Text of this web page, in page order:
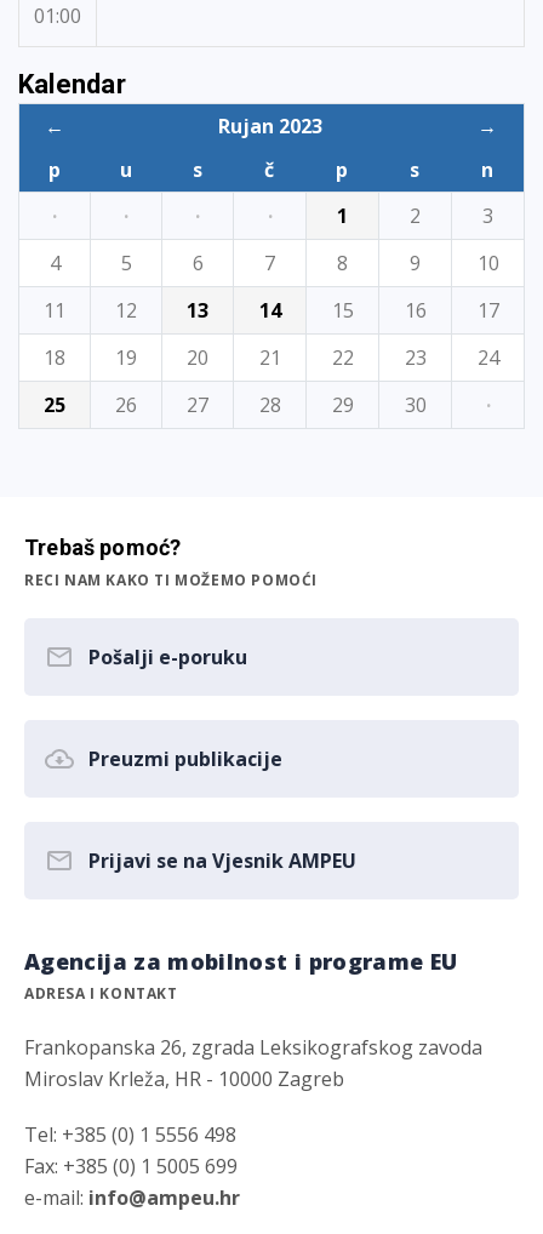
01:00
Kalendar
← Rujan 2023
→
p
u s č p s
n
·
· · · 1 2
3
4
5 6 7 8 9
10
11
12 13 14 15 16
17
18
19 20 21 22 23
24
25
26 27 28 29 30 ·
Trebaš pomoć?
RECI NAM KAKO TI MOŽEMO POMOĆI
Pošalji e-poruku
Preuzmi publikacije
Prijavi se na Vjesnik AMPEU
Agencija za mobilnost i programe EU
ADRESA I KONTAKT
Frankopanska 26, zgrada Leksikografskog zavoda
Miroslav Krleža, HR - 10000 Zagreb
Tel: +385 (0) 1 5556 498
Fax: +385 (0) 1 5005 699
e-mail: info@ampeu.hr